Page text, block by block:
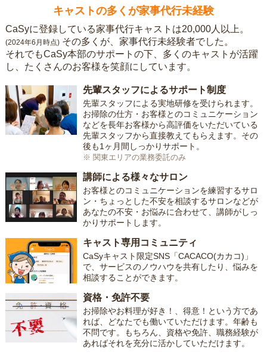
キャストの多くが家事代行未経験
CaSyに登録している家事代行キャストは20,000人以上。
(2024年6月時点) その多くが、家事代行未経験者でした。
それでもCaSy本部のサポートの下、多くのキャストが活躍
し、たくさんのお客様を笑顔にしています。
先輩スタッフによるサポート制度
先輩スタッフによる実地研修を受けられます。
お掃除の仕方・お客様とのコミュニケーション
などを長年お客様から高評価をいただいている
先輩スタッフから直接教えてもらえます。その
後も1ヶ月間しっかりサポート。
※ 関東エリアの業務委託のみ
講師による様々なサロン
お客様とのコミュニケーションを練習するサロ
ン・ちょっとした不安を相談するサロンなどが
あなたの不安・お悩みに合わせて、講師がしっ
かりサポートします。
キャスト専用コミュニティ
CaSyキャスト限定SNS「CACACO(カカコ)」
で、サービスのノウハウを共有したり、悩みを
相談することができます。
資格・免許不要
お掃除やお料理が好き！、得意！という方であ
れば、どなたでも働いていただけます。年齢も
不問です。もちろん、資格や免許、職務経験が
あればそれを充分に活かしていただけます。